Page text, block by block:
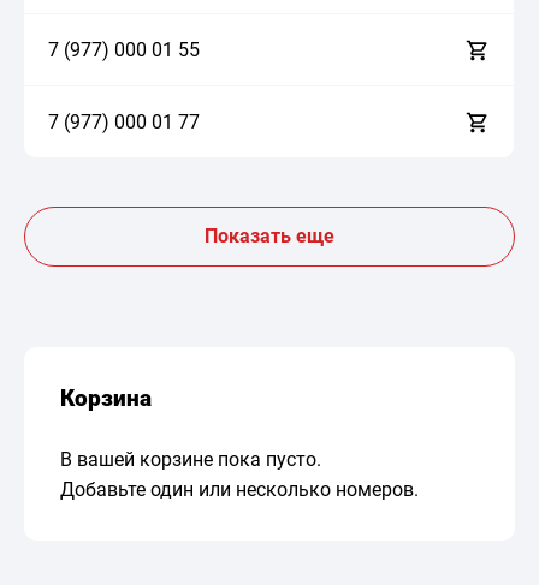
7 (977) 000 01 55
7 (977) 000 01 77
Показать еще
Корзина
В вашей корзине пока пусто.
Добавьте один или несколько номеров.